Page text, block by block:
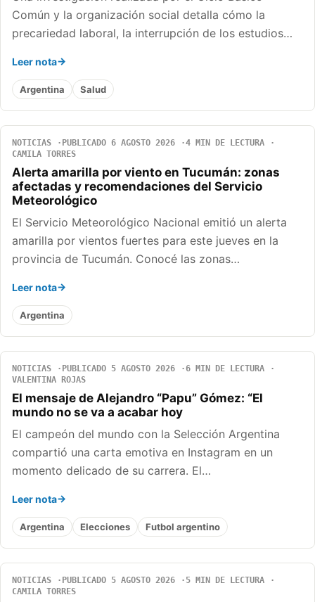
Común y la organización social detalla cómo la
precariedad laboral, la interrupción de los estudios…
Leer nota
Argentina Salud
NOTICIAS PUBLICADO 6 AGOSTO 2026
4 MIN DE LECTURA
CAMILA TORRES
Alerta amarilla por viento en Tucumán: zonas
afectadas y recomendaciones del Servicio
Meteorológico
El Servicio Meteorológico Nacional emitió un alerta
amarilla por vientos fuertes para este jueves en la
provincia de Tucumán. Conocé las zonas…
Leer nota
Argentina
NOTICIAS PUBLICADO 5 AGOSTO 2026
6 MIN DE LECTURA
VALENTINA ROJAS
El mensaje de Alejandro “Papu” Gómez: “El
mundo no se va a acabar hoy
El campeón del mundo con la Selección Argentina
compartió una carta emotiva en Instagram en un
momento delicado de su carrera. El…
Leer nota
Argentina Elecciones Futbol argentino
NOTICIAS PUBLICADO 5 AGOSTO 2026
5 MIN DE LECTURA
CAMILA TORRES